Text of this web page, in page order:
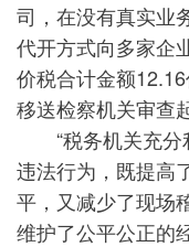
司，在没有真实业
代开方式向多家企
价税合计金额
移送检察机关审查
“税务机关充分
违法行为，既提高
平，又减少了现场
维护了公平公正的